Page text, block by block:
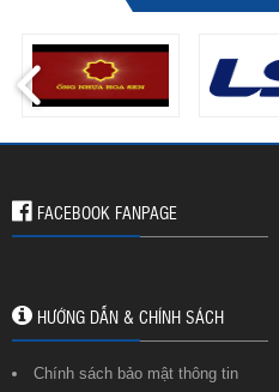
FACEBOOK FANPAGE
HƯỚNG DẪN & CHÍNH SÁCH
Chính sách bảo mật thông tin